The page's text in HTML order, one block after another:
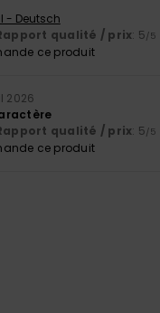
- Deutsch
qualité / prix: 5 /5
ce produit
2026
qualité / prix: 5 /5
ce produit